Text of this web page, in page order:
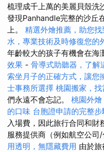
梳理成千上萬的美麗貝殼洗
發現Panhandle完整的沙丘
上。 精選外燴推薦，助您
水，專業技術及時修復您的
年齡較大的孩子有機會在海
效果 - 骨導式助聽器，了解
索坐月子的正確方式，讓您
士事務所選擇 桃園搬家，
們永遠不會忘記。 桃園外
的口味 台胞證申請的完整步
入場費，因此旅行合同和財
服務提供商（例如航空公司/
用透明，無隱藏費用 由於